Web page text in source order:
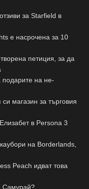
за Starfield в
е насрочена за 10
петиция, за да
подарите на не-
магазин за търговия
в Persona 3
на Borderlands,
Peach идват това
Самурай?